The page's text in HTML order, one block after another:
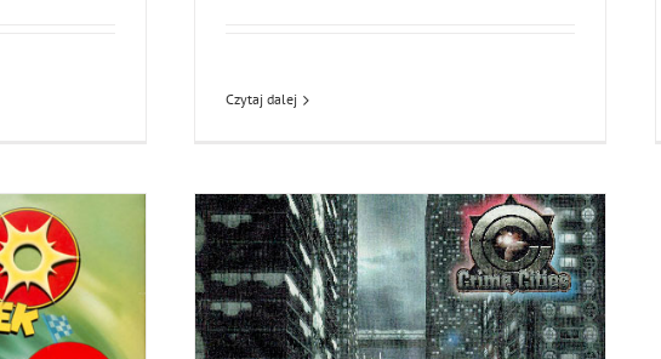
Czytaj dalej